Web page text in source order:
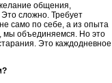
общения,
Это сложно. Требует
само по себе, а из опыта
мы объединяемся. Но это
Это каждодневное